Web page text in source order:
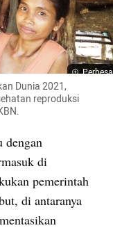
Dunia 2021,
reproduksi
dengan
pemerintah
di antaranya